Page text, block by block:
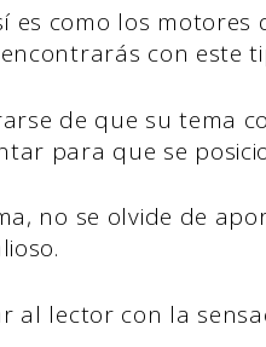
es como los motores
con este
de que su tema
para que se
no se olvide de
al lector con la